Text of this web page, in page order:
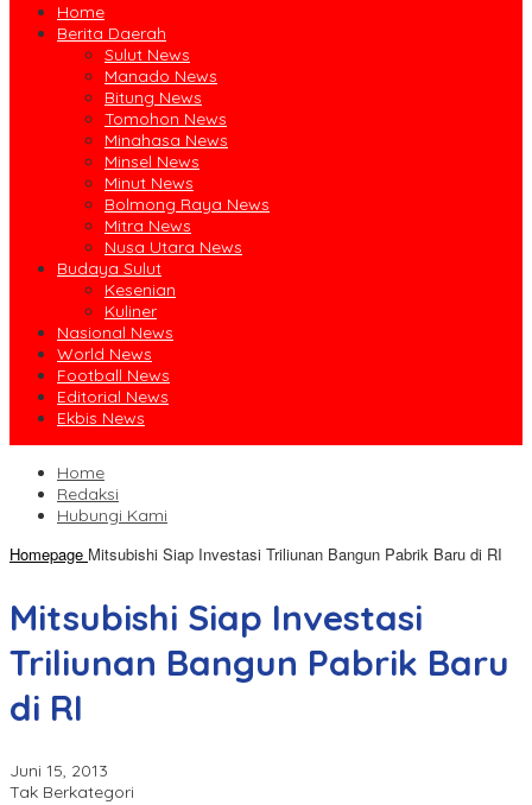
Home
Berita Daerah
Sulut News
Manado News
Bitung News
Tomohon News
Minahasa News
Minsel News
Minut News
Bolmong Raya News
Mitra News
Nusa Utara News
Budaya Sulut
Kesenian
Kuliner
Nasional News
World News
Football News
Editorial News
Ekbis News
Home
Redaksi
Hubungi Kami
Homepage Mitsubishi Siap Investasi Triliunan Bangun Pabrik Baru di RI
Mitsubishi Siap Investasi
Triliunan Bangun Pabrik Baru
di RI
Juni 15, 2013
Tak Berkategori